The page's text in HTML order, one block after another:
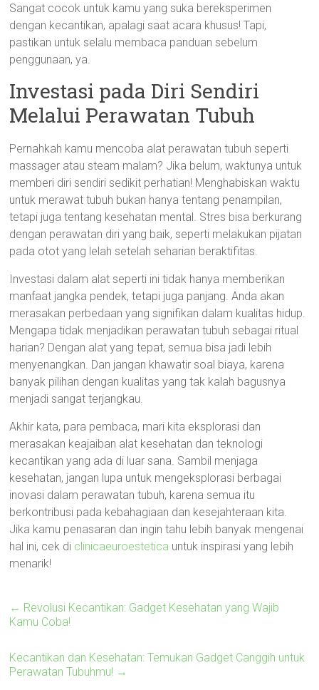
Sangat cocok untuk kamu yang suka bereksperimen
dengan kecantikan, apalagi saat acara khusus! Tapi,
pastikan untuk selalu membaca panduan sebelum
penggunaan, ya.
Investasi pada Diri Sendiri
Melalui Perawatan Tubuh
Pernahkah kamu mencoba alat perawatan tubuh seperti
massager atau steam malam? Jika belum, waktunya untuk
memberi diri sendiri sedikit perhatian! Menghabiskan waktu
untuk merawat tubuh bukan hanya tentang penampilan,
tetapi juga tentang kesehatan mental. Stres bisa berkurang
dengan perawatan diri yang baik, seperti melakukan pijatan
pada otot yang lelah setelah seharian beraktifitas.
Investasi dalam alat seperti ini tidak hanya memberikan
manfaat jangka pendek, tetapi juga panjang. Anda akan
merasakan perbedaan yang signifikan dalam kualitas hidup.
Mengapa tidak menjadikan perawatan tubuh sebagai ritual
harian? Dengan alat yang tepat, semua bisa jadi lebih
menyenangkan. Dan jangan khawatir soal biaya, karena
banyak pilihan dengan kualitas yang tak kalah bagusnya
menjadi sangat terjangkau.
Akhir kata, para pembaca, mari kita eksplorasi dan
merasakan keajaiban alat kesehatan dan teknologi
kecantikan yang ada di luar sana. Sambil menjaga
kesehatan, jangan lupa untuk mengeksplorasi berbagai
inovasi dalam perawatan tubuh, karena semua itu
berkontribusi pada kebahagiaan dan kesejahteraan kita.
Jika kamu penasaran dan ingin tahu lebih banyak mengenai
hal ini, cek di clinicaeuroestetica untuk inspirasi yang lebih
menarik!
← Revolusi Kecantikan: Gadget Kesehatan yang Wajib
Kamu Coba!
Kecantikan dan Kesehatan: Temukan Gadget Canggih untuk
Perawatan Tubuhmu! →